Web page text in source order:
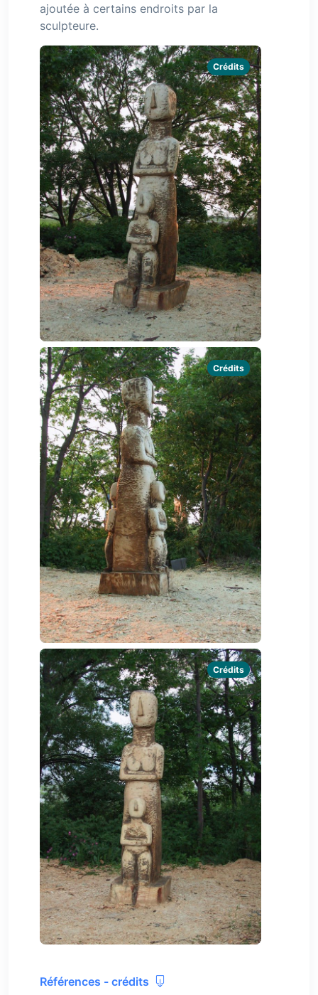
ajoutée à certains endroits par la
sculpteure.
Crédits
Crédits
Crédits
Références - crédits